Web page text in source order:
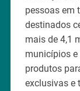
pessoas em
destinados
mais de 4,1
municípios
produtos
exclusivas e